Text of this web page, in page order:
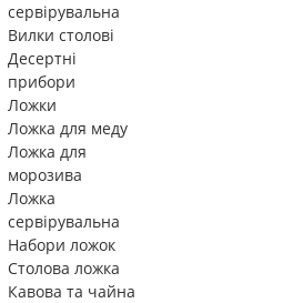
сервірувальна
Вилки столові
Десертні
прибори
Ложки
Ложка для меду
Ложка для
морозива
Ложка
сервірувальна
Набори ложок
Столова ложка
Кавова та чайна